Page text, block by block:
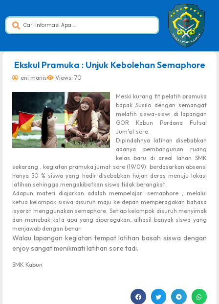
Ekskul Pramuka : Unjuk Kebolehan Semaphore
eni manis Views: 70
Meski kurang fit pelatih pramuka
bapak Susilo dengan semangat
melatih siswa-siswi di lapangan
GOR Kabun Perdana Futsal
Jum’at sore.
Dipindahnya latihan disebabkan
adanya pembangunan ruang
kelas baru di areal lahan SMK
sekarang . kegiatan pramuka jumat sore (19/09) berdasarkan absensi
hanya 50 % siswa yang hadir disebabkan hujan deras menuju lokasi
latihan sehingga mengakibatkan siswa tidak berangkat.
Adapun materi diajarkan adalah mempelajari semaphore , melalui
ketua kelompok siswa disuruh maju ke depan memperagakan bahasa
isyarat menggunakan semaphore. Setiap kelompok disuruh menyimak
dan menebak kata apa yang diperagakan, alhasil banyak siswa yang
menjawab dengan benar.
Walau lapangan kegiatan tempat latihan basah siswa dengan
enjoy sangat menikmati latihan sore tadi.
SMK Kabun